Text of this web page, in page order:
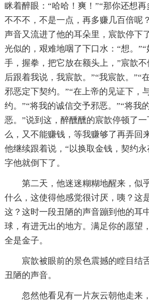
眯着醉眼：“哈哈！爽！”“那你还想再
不不不，不是一点，再多赚几百倍呢
声音又流进了他的耳朵里，宸歆停下
光似的，艰难地咽了下口水：“想。
手，握拳，把它放在额头上，”宸歆
后跟着我说，我宸歆。”“我宸歆。”“
邪恶定下契约。”“在上帝的见证下，
约。”“将我的诚信交予邪恶。”“将我
恶。”说到这，醉醺醺的宸歆停顿了
么，又不能赚钱，等我赚够了再弄回
他继续跟着说，“以换取金钱，契约
字他就倒下了。
第二天，他迷迷糊糊地醒来，似
什么，这使得他感觉很讨厌，咦？这
这？这时一段丑陋的声音蹦到他的耳
球，有进无出的地方。满足你的愿望
全是金子。
宸歆被眼前的景色震撼的瞠目结
丑陋的声音。
忽然他看见有一片灰云朝他走来